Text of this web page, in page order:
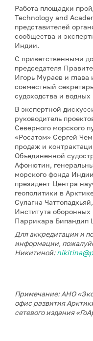
Работа площадки
Technology and
представителей
сообщества и
Индии.
С приветственными
председателя
Игорь Мураев и глава
совместный
судоходства и
В экспертной
руководитель
Северного морского
«Росатом» Сергей
продаж и
Объединенной
Афонютин,
морского фонда
президент Центра
геополитики в
Сулагна
Института
Паррикара Бипандип
Для аккредитации и
информации,
Никитиной:
Примечание: АНО
офис развития
сетевого издания